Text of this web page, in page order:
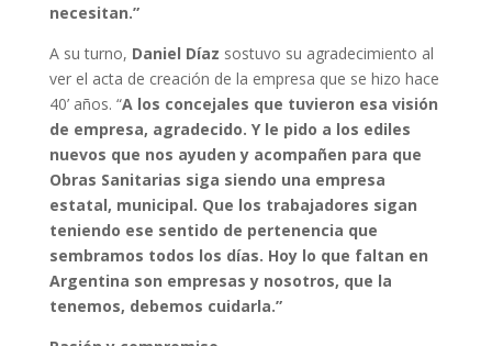
necesitan.”
A su turno, Daniel Díaz sostuvo su agradecimiento al
ver el acta de creación de la empresa que se hizo hace
40’ años. “A los concejales que tuvieron esa visión
de empresa, agradecido. Y le pido a los ediles
nuevos que nos ayuden y acompañen para que
Obras Sanitarias siga siendo una empresa
estatal, municipal. Que los trabajadores sigan
teniendo ese sentido de pertenencia que
sembramos todos los días. Hoy lo que faltan en
Argentina son empresas y nosotros, que la
tenemos, debemos cuidarla.”